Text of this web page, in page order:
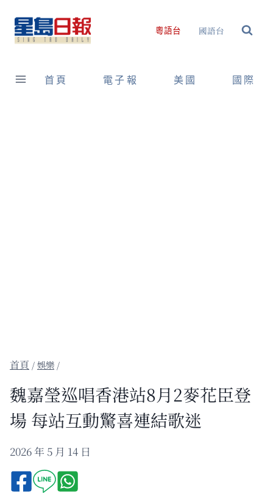
content
粵語台 國語台
首頁 電子報 美國 國際
/娛樂 /
魏嘉瑩巡唱香港站8月2麥花臣登
場 每站互動驚喜連結歌迷
2026 年 5 月 14 日